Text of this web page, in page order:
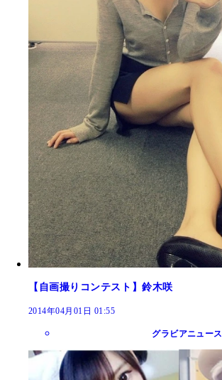
【自画撮りコンテスト】鈴木咲
2014年04月01日 01:55
グラビアニュース